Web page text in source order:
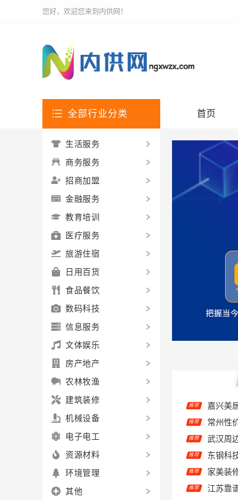
您好，欢迎您来到内供网！
全部行业分类 首页
推荐
推荐
推荐
推荐
推荐
推荐 儿子说
生活服务
商务服务
招商加盟
金融服务
教育培训
医疗服务
旅游住宿
日用百货
食品餐饮
数码科技
信息服务
文体娱乐
房产地产
农林牧渔
建筑装修
机械设备
电子电工
资源材料
环境管理
其他